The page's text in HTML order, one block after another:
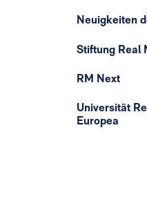
Neuigkeiten
Stiftung Real
RM Next
Universität
Europea